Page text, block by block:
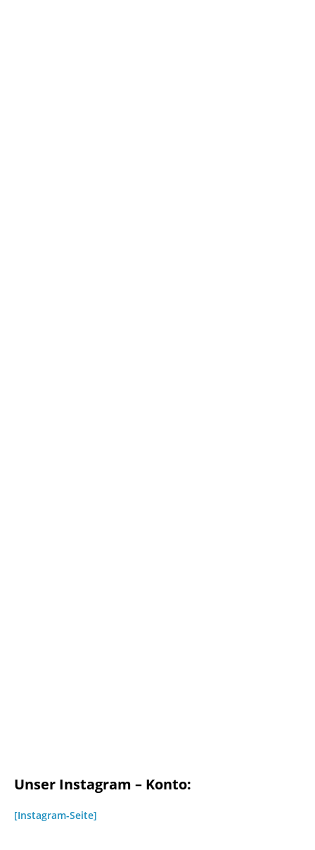
Unser Instagram – Konto:
[Instagram-Seite]